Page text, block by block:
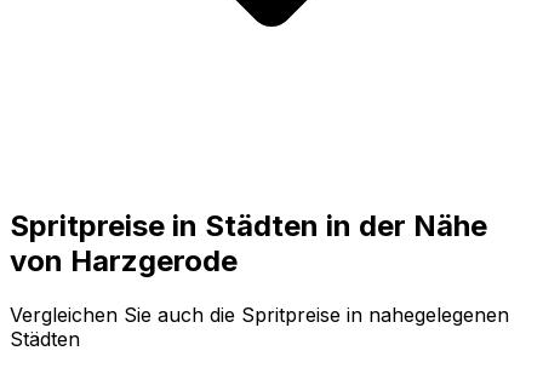
Spritpreise in Städten in der Nähe
von Harzgerode
Vergleichen Sie auch die Spritpreise in nahegelegenen
Städten